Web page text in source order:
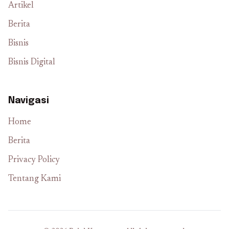
Artikel
Berita
Bisnis
Bisnis Digital
Navigasi
Home
Berita
Privacy Policy
Tentang Kami